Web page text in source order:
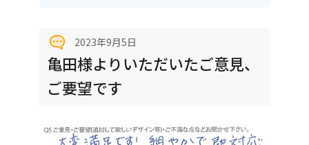
2023年9月5日
亀田様よりいただいたご意見、
ご要望です